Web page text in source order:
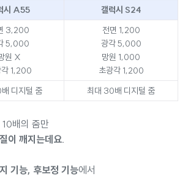
시 A55 갤럭시 S24
3,200
5,000
원 X
각 1,200
전면 1,200
광각 5,000
망원 1,000
초광각 1,200
디지털 줌 최대 30배 디지털 줌
배의 줌만
이 깨지는데요.
기능, 후보정 기능에서